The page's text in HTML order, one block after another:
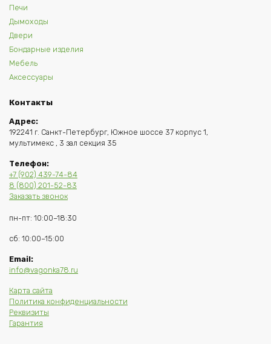
Печи
Дымоходы
Двери
Бондарные изделия
Мебель
Аксессуары
Контакты
Адрес:
192241 г. Санкт-Петербург, Южное шоссе 37 корпус 1,
мультимекс , 3 зал секция 35
Телефон:
+7 (902) 439-74-84
8 (800) 201-52-83
Заказать звонок
пн-пт: 10:00–18:30
сб: 10:00–15:00
Email:
info@vagonka78.ru
Карта сайта
Политика конфиденциальности
Реквизиты
Гарантия